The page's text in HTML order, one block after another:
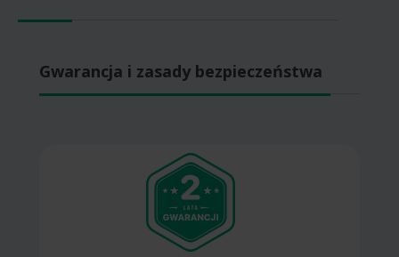
Gwarancja i zasady bezpieczeństwa